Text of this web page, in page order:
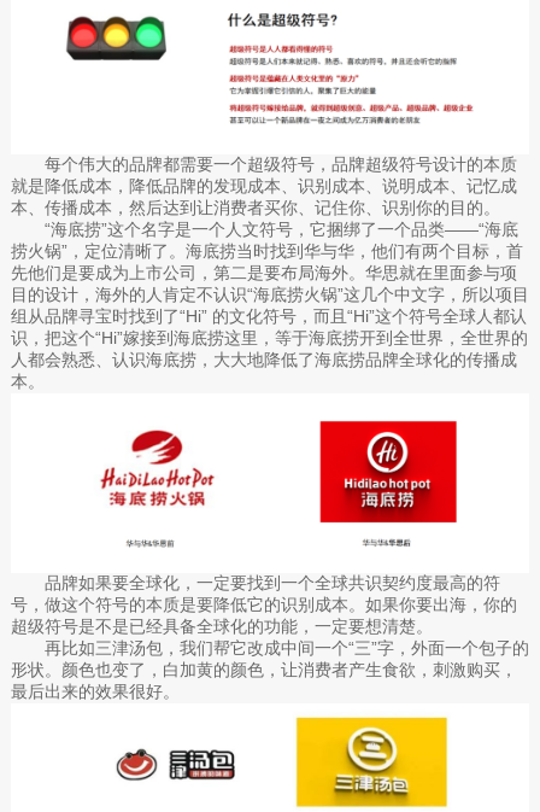
每个伟大的品牌都需要一个超级符号，品牌超级符号设计的本质
就是降低成本，降低品牌的发现成本、识别成本、说明成本、记忆成
本、传播成本，然后达到让消费者买你、记住你、识别你的目的。
“海底捞”这个名字是一个人文符号，它捆绑了一个品类——“海底
捞火锅”，定位清晰了。海底捞当时找到华与华，他们有两个目标，首
先他们是要成为上市公司，第二是要布局海外。华思就在里面参与项
目的设计，海外的人肯定不认识“海底捞火锅”这几个中文字，所以项目
组从品牌寻宝时找到了“Hi” 的文化符号，而且“Hi”这个符号全球人都认
识，把这个“Hi”嫁接到海底捞这里，等于海底捞开到全世界，全世界的
人都会熟悉、认识海底捞，大大地降低了海底捞品牌全球化的传播成
本。
品牌如果要全球化，一定要找到一个全球共识契约度最高的符
号，做这个符号的本质是要降低它的识别成本。如果你要出海，你的
超级符号是不是已经具备全球化的功能，一定要想清楚。
再比如三津汤包，我们帮它改成中间一个“三”字，外面一个包子的
形状。颜色也变了，白加黄的颜色，让消费者产生食欲，刺激购买，
最后出来的效果很好。